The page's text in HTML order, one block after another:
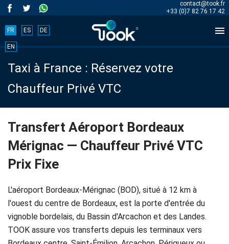
contact@took.fr
+33 (0)7 82 76 17 42

FR ES DE
EN
Taxi à France : Réservez votre
Chauffeur Privé VTC
Book
your
trip
now!
BOOK
NOW
Accueil
Réservation
Transfert Aéroport Bordeaux
Mérignac — Chauffeur Privé VTC
Prix Fixe
L'aéroport Bordeaux-Mérignac (BOD), situé à 12 km à
l'ouest du centre de Bordeaux, est la porte d'entrée du
vignoble bordelais, du Bassin d'Arcachon et des Landes.
TOOK assure vos transferts depuis les terminaux vers